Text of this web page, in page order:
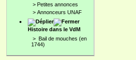
> Petites annonces
> Annonceurs UNAF
Histoire dans le VdM
> Bail de mouches (en
1744)